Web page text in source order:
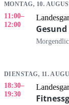
MONTAG, 10.
11:00–
12:00
DIENSTAG, 11.
18:30–
19:30